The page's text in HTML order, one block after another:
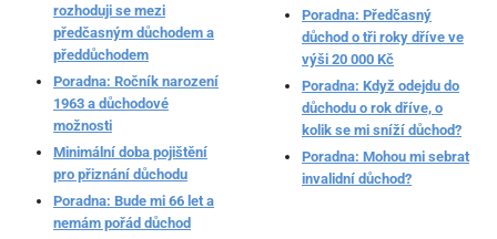
rozhoduji se mezi
předčasným důchodem a
předdůchodem
Poradna: Ročník narození
1963 a důchodové
možnosti
Minimální doba pojištění
pro přiznání důchodu
Poradna: Bude mi 66 let a
nemám pořád důchod
Poradna: Předčasný
důchod o tři roky dříve ve
výši 20 000 Kč
Poradna: Když odejdu do
důchodu o rok dříve, o
kolik se mi sníží důchod?
Poradna: Mohou mi sebrat
invalidní důchod?